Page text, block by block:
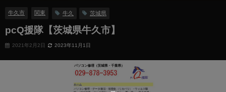
牛久市 関東 牛久 茨城県
pcQ援隊【茨城県牛久市】
2021年2月2日 2023年11月1日